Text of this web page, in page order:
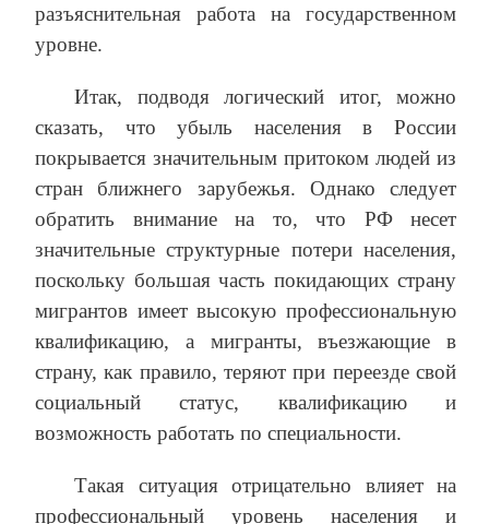
разъяснительная работа на государственном
уровне.
Итак, подводя логический итог, можно
сказать, что убыль населения в России
покрывается значительным притоком людей из
стран ближнего зарубежья. Однако следует
обратить внимание на то, что РФ несет
значительные структурные потери населения,
поскольку большая часть покидающих страну
мигрантов имеет высокую профессиональную
квалификацию, а мигранты, въезжающие в
страну, как правило, теряют при переезде свой
социальный статус, квалификацию и
возможность работать по специальности.
Такая ситуация отрицательно влияет на
профессиональный уровень населения и